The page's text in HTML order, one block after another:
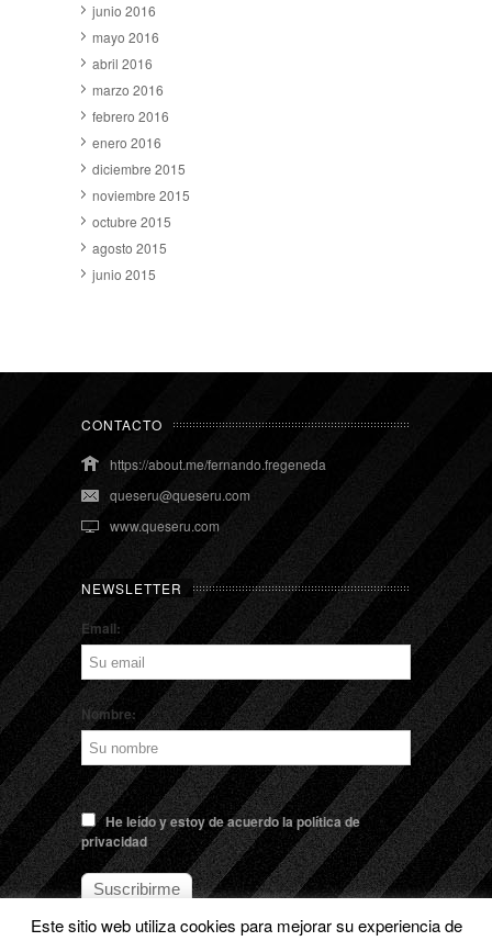
junio 2016
mayo 2016
abril 2016
marzo 2016
febrero 2016
enero 2016
diciembre 2015
noviembre 2015
octubre 2015
agosto 2015
junio 2015
CONTACTO
https://about.me/fernando.fregeneda
queseru@queseru.com
www.queseru.com
NEWSLETTER
Email:
Nombre:
He leído y estoy de acuerdo la política de
privacidad
Este sitio web utiliza cookies para mejorar su experiencia de